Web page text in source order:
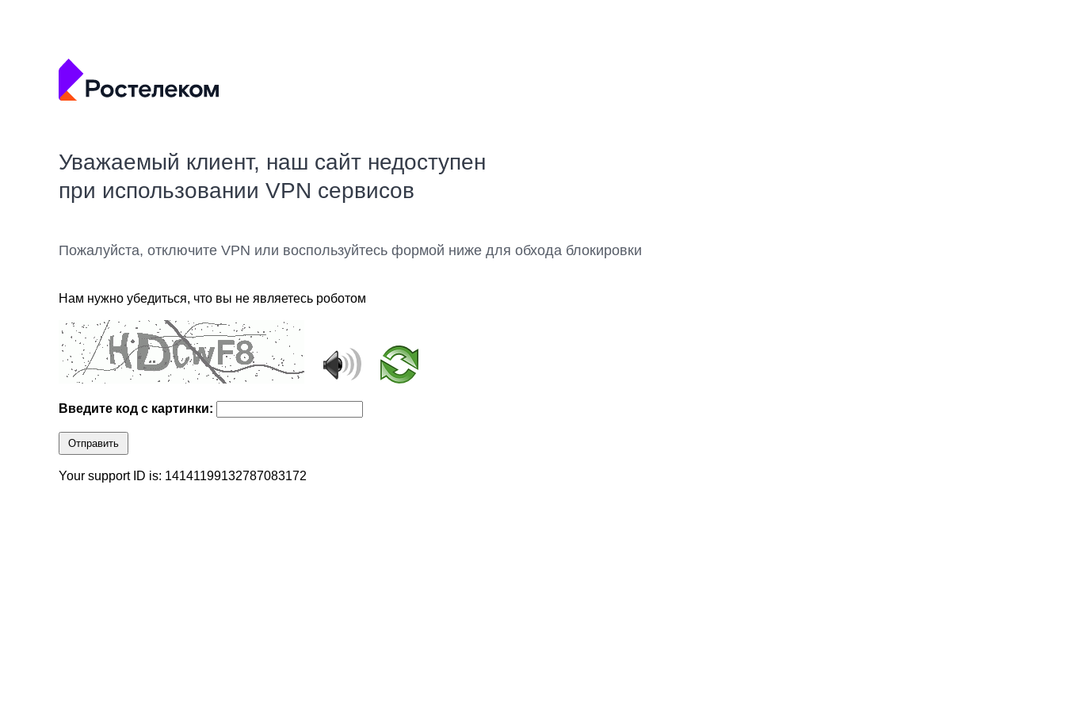
Уважаемый клиент, наш сайт недоступен
при использовании VPN сервисов
Пожалуйста, отключите VPN или воспользуйтесь формой ниже для обхода блокировки
Нам нужно убедиться, что вы не являетесь роботом
Введите код с картинки:
Отправить
Your support ID is: 14141199132787083172